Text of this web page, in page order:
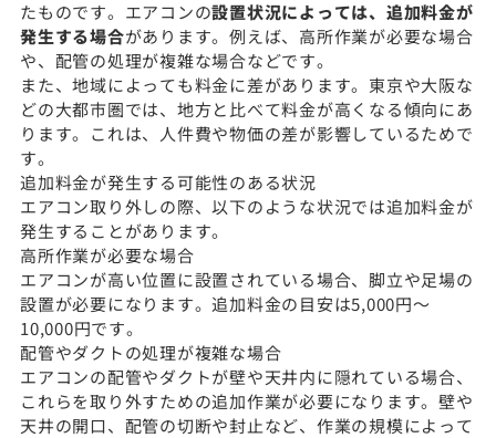
たものです。エアコンの設置状況によっては、追加料金が
発生する場合があります。例えば、高所作業が必要な場合
や、配管の処理が複雑な場合などです。
また、地域によっても料金に差があります。東京や大阪な
どの大都市圏では、地方と比べて料金が高くなる傾向にあ
ります。これは、人件費や物価の差が影響しているためで
す。
追加料金が発生する可能性のある状況
エアコン取り外しの際、以下のような状況では追加料金が
発生することがあります。
高所作業が必要な場合
エアコンが高い位置に設置されている場合、脚立や足場の
設置が必要になります。追加料金の目安は5,000円〜
10,000円です。
配管やダクトの処理が複雑な場合
エアコンの配管やダクトが壁や天井内に隠れている場合、
これらを取り外すための追加作業が必要になります。壁や
天井の開口、配管の切断や封止など、作業の規模によって